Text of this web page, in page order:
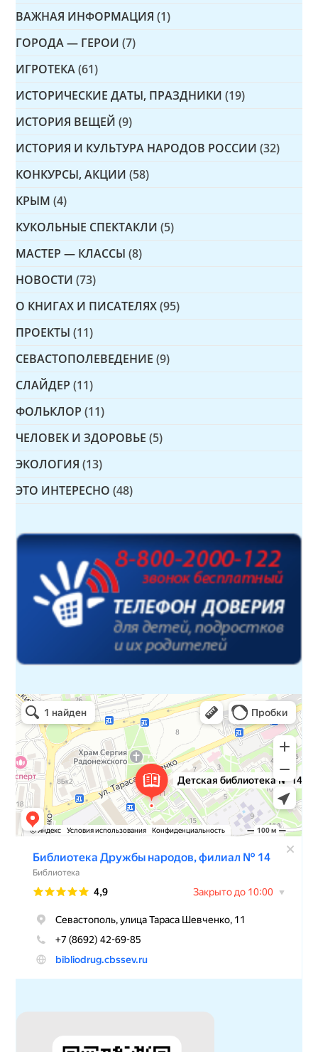
ВАЖНАЯ ИНФОРМАЦИЯ (1)
ГОРОДА — ГЕРОИ (7)
ИГРОТЕКА (61)
ИСТОРИЧЕСКИЕ ДАТЫ, ПРАЗДНИКИ (19)
ИСТОРИЯ ВЕЩЕЙ (9)
ИСТОРИЯ И КУЛЬТУРА НАРОДОВ РОССИИ (32)
КОНКУРСЫ, АКЦИИ (58)
КРЫМ (4)
КУКОЛЬНЫЕ СПЕКТАКЛИ (5)
МАСТЕР — КЛАССЫ (8)
НОВОСТИ (73)
О КНИГАХ И ПИСАТЕЛЯХ (95)
ПРОЕКТЫ (11)
СЕВАСТОПОЛЕВЕДЕНИЕ (9)
СЛАЙДЕР (11)
ФОЛЬКЛОР (11)
ЧЕЛОВЕК И ЗДОРОВЬЕ (5)
ЭКОЛОГИЯ (13)
ЭТО ИНТЕРЕСНО (48)
Детская библиотека № 14 Дружбы народов
Библиотека в Севастополе